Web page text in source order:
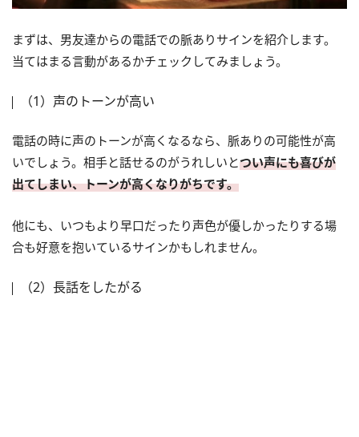
まずは、男友達からの電話での脈ありサインを紹介します。
当てはまる言動があるかチェックしてみましょう。
（1）声のトーンが高い
電話の時に声のトーンが高くなるなら、脈ありの可能性が高
いでしょう。相手と話せるのがうれしいとつい声にも喜びが
出てしまい、トーンが高くなりがちです。
他にも、いつもより早口だったり声色が優しかったりする場
合も好意を抱いているサインかもしれません。
（2）長話をしたがる